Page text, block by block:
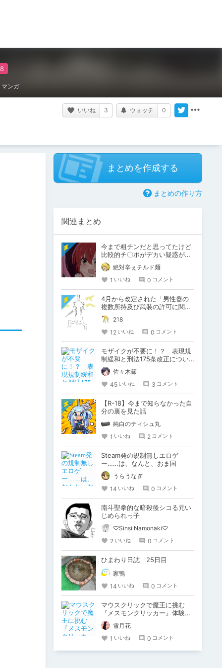
マンガ
いいね 3 ウォッチ 0
まとめを作成する
まとめの作り方
関連まとめ
今まで粗チンだと思ってたけど
比較的チ〇ポがデカい疑惑が出
てきたので身体測定を実施する
絶対辛ぇチルド麺
1 いいね 0 コメント
4月から改定された「男性器の
複数所持及び武装の許可に関す
る法律」について
218
12 いいね 0 コメント
モザイクが不要に！？ 表現規
制緩和と刑法175条改正につい
て。
佐々木篠
45 いいね 3 コメント
【R-18】今まで知らなかった自
分の裏を見た話
純白のティシュ丸
1 いいね 2 コメント
Steam発の規制無しエロゲ
ー……は、なんと、おま国
うらうなぎ
14 いいね 0 コメント
南斗聖拳的な暗殺後シコる元い
じめられっ子
♡Sinsi Namonaki♡
2 いいね 0 コメント
ひまわり日誌 25日目
家鴨
14 いいね 0 コメント
マウスクリックで魔王に挑む
『メスモンクリッカー』体験版
プレイしてみた
雪月花
1 いいね 0 コメント